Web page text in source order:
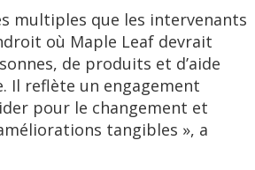
multiples que les intervenants
où Maple Leaf devrait
de produits et d’aide
Il reflète un engagement
pour le changement et
tangibles », a